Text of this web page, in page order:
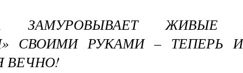
ЗАМУРОВЫВАЕТ
СВОИМИ РУКАМИ – ТЕПЕРЬ
ВЕЧНО!